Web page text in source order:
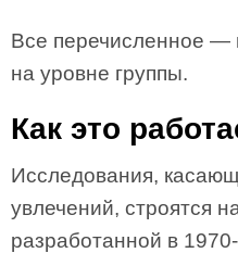
Все перечисленное —
на уровне группы.
Как это
Исследования,
увлечений, строятся
разработанной в